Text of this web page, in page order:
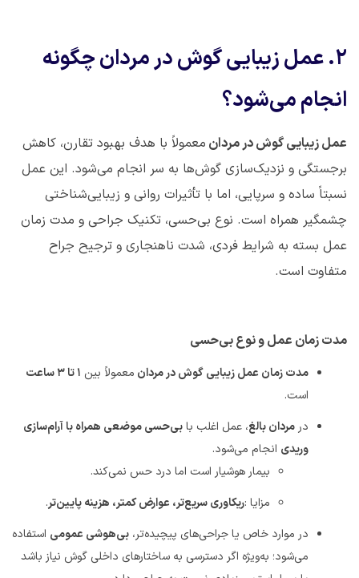
۲.عمل زیبایی گوش در مردان چگونه
انجام می‌شود؟
عمل زیبایی گوش در مردان معمولاً با هدف بهبود تقارن، کاهش
برجستگی و نزدیک‌سازی گوش‌ها به سر انجام می‌شود. این عمل
نسبتاً ساده و سرپایی، اما با تأثیرات روانی و زیبایی‌شناختی
چشمگیر همراه است. نوع بی‌حسی، تکنیک جراحی و مدت زمان
عمل بسته به شرایط فردی، شدت ناهنجاری و ترجیح جراح
متفاوت است.
مدت زمان عمل و نوع بی‌حسی
مدت زمان عمل زیبایی گوش در مردان معمولاً بین ۱تا۳ساعت
است.
در مردان بالغ، عمل اغلب بابی‌حسی موضعی همراه با آرام‌سازی
وریدی انجام می‌شود.
بیمار هوشیار است اما درد حس نمی‌کند.
مزایا :ریکاوری سریع‌تر، عوارض کمتر، هزینه پایین‌تر.
در موارد خاص یا جراحی‌های پیچیده‌تر، بی‌هوشی عمومی استفاده
می‌شود؛ به‌ویژه اگر دسترسی به ساختارهای داخلی گوش نیاز باشد